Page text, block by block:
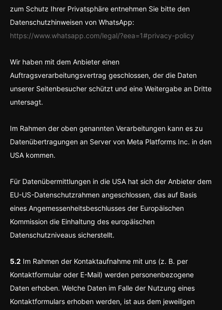
zum Schutz Ihrer Privatsphäre entnehmen Sie bitte den
Datenschutzhinweisen von WhatsApp:
https://www.whatsapp.com/legal/?eea=1#privacy-policy
Wir haben mit dem Anbieter einen
Auftragsverarbeitungsvertrag geschlossen, der die Daten
unserer Seitenbesucher schützt und eine Weitergabe an Dritte
untersagt.
Im Rahmen der oben genannten Verarbeitungen kann es zu
Datenübertragungen an Server von Meta Platforms Inc. in den
USA kommen.
Für Datenübermittlungen in die USA hat sich der Anbieter dem
EU-US-Datenschutzrahmen angeschlossen, das auf Basis
eines Angemessenheitsbeschlusses der Europäischen
Kommission die Einhaltung des europäischen
Datenschutzniveaus sicherstellt.
5.2 Im Rahmen der Kontaktaufnahme mit uns (z. B. per
Kontaktformular oder E-Mail) werden personenbezogene
Daten erhoben. Welche Daten im Falle der Nutzung eines
Kontaktformulars erhoben werden, ist aus dem jeweiligen